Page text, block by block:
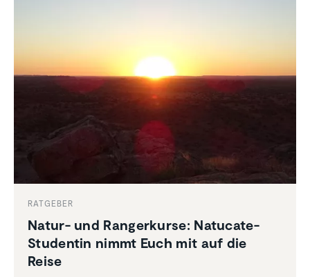
RATGEBER
Natur- und Ranger­kurse: Natucate-
Studentin nimmt Euch mit auf die
Reise